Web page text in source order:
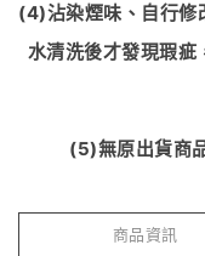
(4)沾染煙味、自行修
水清洗後才發現瑕疵
(5)無原出貨商
商品資訊